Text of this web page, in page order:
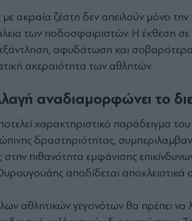
με ακραία ζέστη δεν απειλούν μόνο
των ποδοσφαιριστών. Η έκθεση
αφυδάτωση και
ακεραιότητα των αθλητών.
αναδιαμορφώνει το
χαρακτηριστικό παράδειγμα
δραστηριότητας,
στην πιθανότητα εμφάνισης
αποδίδεται
αθλητικών γεγονότων θα πρέπει να